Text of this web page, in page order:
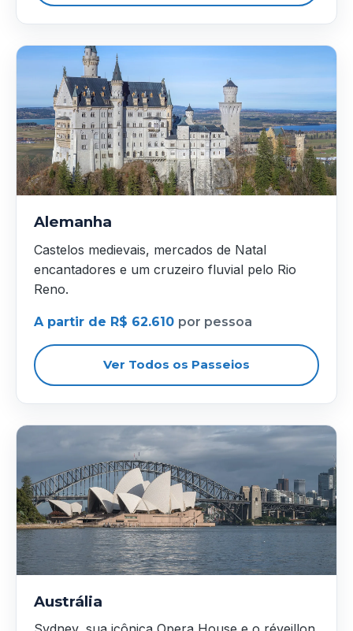
Alemanha
Castelos medievais, mercados de Natal
encantadores e um cruzeiro fluvial pelo Rio
Reno.
A partir de R$ 62.610 por pessoa
Ver Todos os Passeios
Austrália